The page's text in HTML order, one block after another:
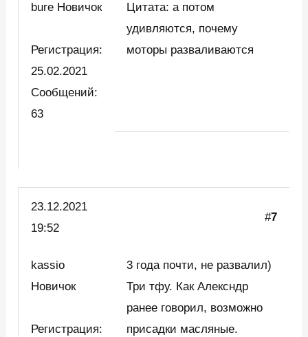
bure Новичок
Регистрация:
25.02.2021
Сообщений:
63
Цитата: а потом
удивляются, почему
моторы разваливаются
23.12.2021
19:52
#7
kassio
Новичок
Регистрация:
3 года почти, не развалил)
Три тфу. Как Алексндр
ранее говорил, возможно
присадки масляные.